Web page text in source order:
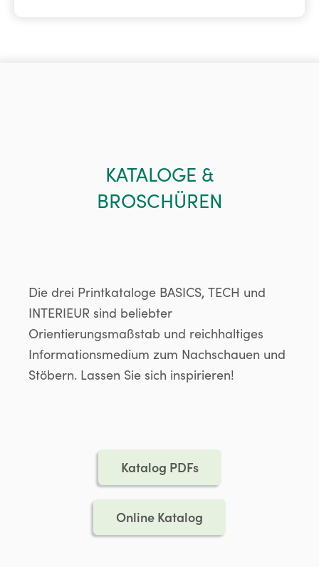
KATALOGE &
BROSCHÜREN
Die drei Printkataloge BASICS, TECH und
INTERIEUR sind beliebter
Orientierungsmaßstab und reichhaltiges
Informationsmedium zum Nachschauen und
Stöbern. Lassen Sie sich inspirieren!
Katalog PDFs
Online Katalog